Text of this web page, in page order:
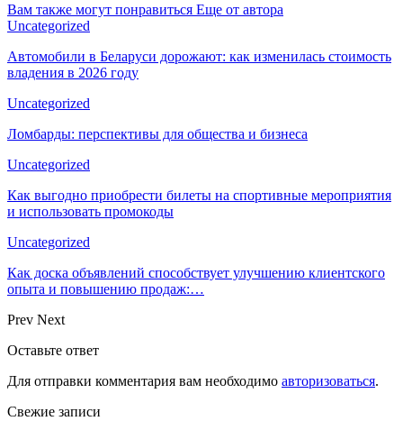
Вам также могут понравиться Еще от автора
Uncategorized
Автомобили в Беларуси дорожают: как изменилась стоимость
владения в 2026 году
Uncategorized
Ломбарды: перспективы для общества и бизнеса
Uncategorized
Как выгодно приобрести билеты на спортивные мероприятия
и использовать промокоды
Uncategorized
Как доска объявлений способствует улучшению клиентского
опыта и повышению продаж:…
Prev Next
Оставьте ответ
Для отправки комментария вам необходимо авторизоваться.
Свежие записи